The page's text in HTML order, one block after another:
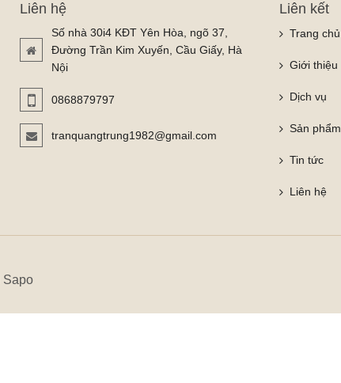
Liên hệ
Số nhà 30i4 KĐT Yên Hòa, ngõ 37,
Đường Trần Kim Xuyến, Cầu Giấy, Hà
Nội
0868879797
tranquangtrung1982@gmail.com
Liên kết
Trang chủ
Giới thiệu
Dịch vụ
Sản phẩm
Tin tức
Liên hệ
Sapo